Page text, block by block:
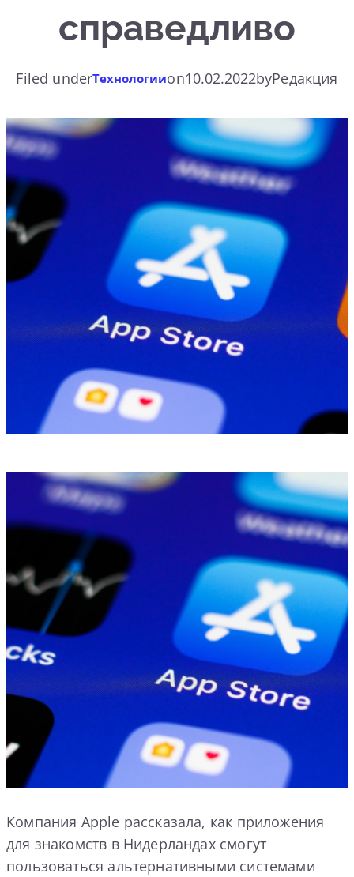
справедливо
Filed underТехнологииon10.02.2022byРедакция
Компания Apple рассказала, как приложения
для знакомств в Нидерландах смогут
пользоваться альтернативными системами